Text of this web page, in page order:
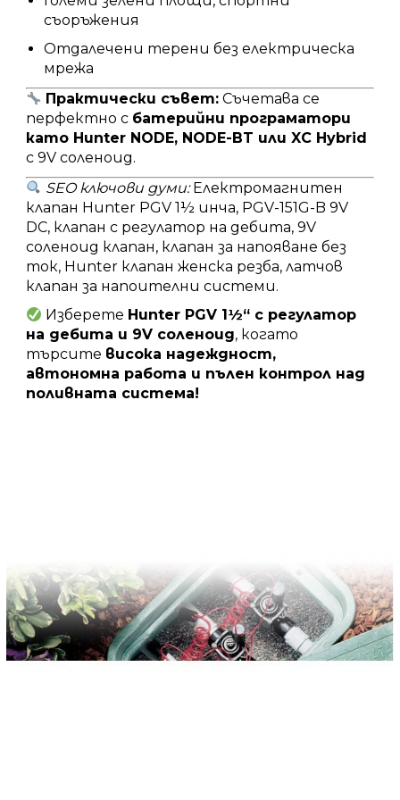
съоръжения
Отдалечени терени без електрическа
мрежа
Практически съвет: Съчетава се
перфектно с батерийни програматори
като Hunter NODE, NODE-BT или XC Hybrid
с 9V соленоид.
SEO ключови думи:Електромагнитен
клапан Hunter PGV 1½ инча, PGV-151G-B 9V
DC, клапан с регулатор на дебита, 9V
соленоид клапан, клапан за напояване без
ток, Hunter клапан женска резба, латчов
клапан за напоителни системи.
Изберете Hunter PGV 1½“ с регулатор
на дебита и 9V соленоид, когато
търсите висока надеждност,
автономна работа и пълен контрол над
поливната система!